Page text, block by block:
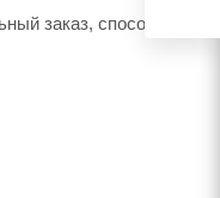
заказ, способы